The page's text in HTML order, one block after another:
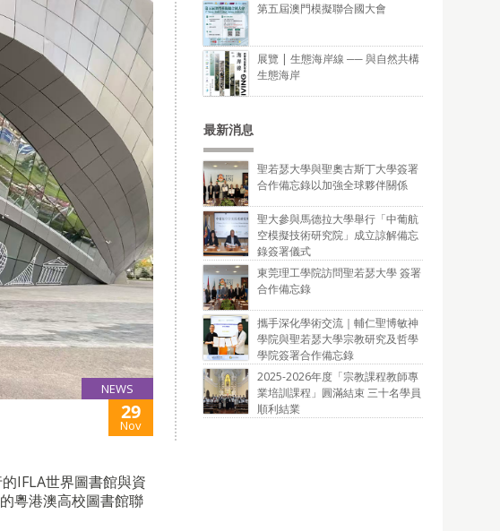
NEWS
29
Nov
IFLA世界圖書館與資
粵港澳高校圖書館聯
第五屆澳門模擬聯合國大會
展覽 | 生態海岸線 ── 與自然共構
生態海岸
最新消息
聖若瑟大學與聖奧古斯丁大學簽署
合作備忘錄以加強全球夥伴關係
聖大參與馬德拉大學舉行「中葡航
空模擬技術研究院」成立諒解備忘
錄簽署儀式
東莞理工學院訪問聖若瑟大學 簽署
合作備忘錄
攜手深化學術交流｜輔仁聖博敏神
學院與聖若瑟大學宗教研究及哲學
學院簽署合作備忘錄
2025-2026年度「宗教課程教師專
業培訓課程」圓滿結束 三十名學員
順利結業